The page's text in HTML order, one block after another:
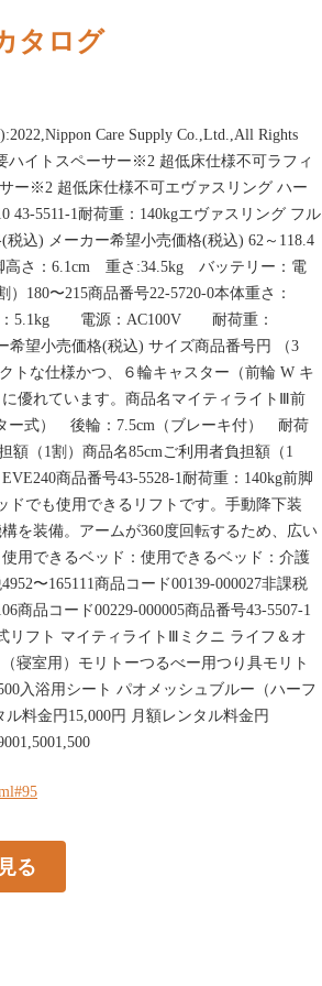
タログ
Care Supply Co.,Ltd.,All Rights
ハイトスペーサー※2 超低床仕様不可ラフィ
ー※2 超低床仕様不可エヴァスリング ハー
43-5511-1耐荷重：140kgエヴァスリング フル
税込) メーカー希望小売価格(税込) 62～118.4
高さ：6.1cm 重さ:34.5kg バッテリー：電
）180〜215商品番号22-5720-0本体重さ：
5.1kg 電源：AC100V 耐荷重：
希望小売価格(税込) サイズ商品番号円 （3
トな仕様かつ、６輪キャスター（前輪 W キ
優れています。商品名マイティライトⅢ前
ー式） 後輪：7.5cm（ブレーキ付） 耐荷
額（1割）商品名85cmご利用者負担額（1
商品番号43-5528-1耐荷重：140kg前脚
ドでも使用できるリフトです。手動降下装
を装備。アームが360度回転するため、広い
用できるベッド：使用できるベッド：介護
〜165111商品コード00139-000027非課税
商品コード00229-000005商品番号43-5507-1
リフト マイティライトⅢミクニ ライフ＆オ
寝室用）モリトーつるべー用つり具モリト
入浴用シート パオメッシュブルー（ハーフ
料金円15,000円 月額レンタル料金円
る